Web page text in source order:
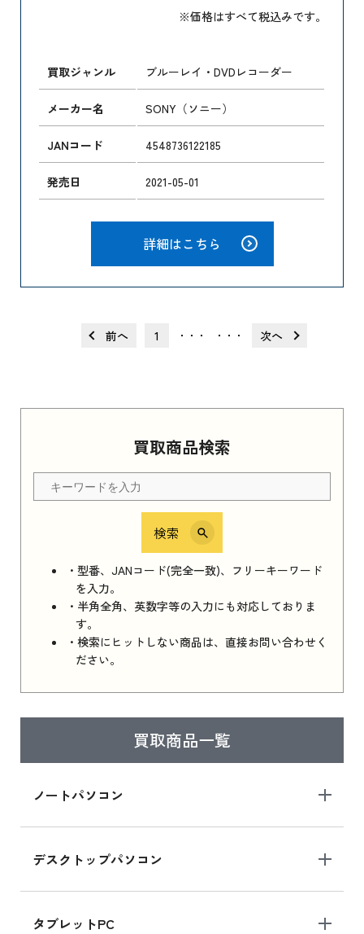
買取商品検索
検索
・型番、JANコード(完全一致)、フリーキーワード
を入力。
・半角全角、英数字等の入力にも対応しておりま
す。
・検索にヒットしない商品は、直接お問い合わせく
ださい。
買取商品一覧
ノートパソコン
デスクトップパソコン
タブレットPC
※価格はすべて税込みです。
買取ジャンル ブルーレイ・DVDレコーダー
メーカー名 SONY（ソニー）
JANコード 4548736122185
発売日 2021-05-01
詳細はこちら
前へ 1 ・・・ ・・・ 次へ